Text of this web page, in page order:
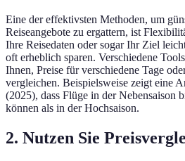
Eine der effektivsten Methoden, um
Reiseangebote zu ergattern, ist
Ihre Reisedaten oder sogar Ihr Ziel
oft erheblich sparen. Verschiedene
Ihnen, Preise für verschiedene Tage
vergleichen. Beispielsweise zeigt eine
(2025), dass Flüge in der Nebensaison
können als in der Hochsaison.
2. Nutzen Sie